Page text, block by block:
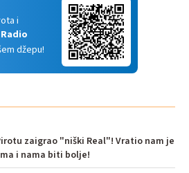
i
džepu!
zaigrao "niški Real"! Vratio nam je
i nama biti bolje!